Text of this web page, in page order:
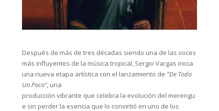
Después de más de tres décadas siendo una de las voces
más influyentes de la música tropical, Sergio Vargas inicia
una nueva etapa artística con el lanzamiento de “De Todo
Un Poco”, una
producción vibrante que celebra la evolución del merengu
e sin perder la esencia que lo convirtió en uno de los